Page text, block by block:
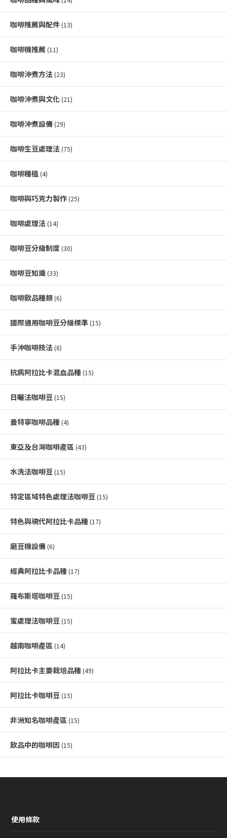
咖啡推薦與配件 (13)
咖啡機推薦 (11)
咖啡沖煮方法 (23)
咖啡沖煮與文化 (21)
咖啡沖煮設備 (29)
咖啡生豆處理法 (75)
咖啡種植 (4)
咖啡與巧克力製作 (25)
咖啡處理法 (14)
咖啡豆分級制度 (30)
咖啡豆知識 (33)
咖啡飲品種類 (6)
國際通用咖啡豆分級標準 (15)
手沖咖啡技法 (8)
抗病阿拉比卡混血品種 (15)
日曬法咖啡豆 (15)
曼特寧咖啡品種 (4)
東亞及台灣咖啡產區 (43)
水洗法咖啡豆 (15)
特定區域特色處理法咖啡豆 (15)
特色與現代阿拉比卡品種 (17)
磨豆機設備 (6)
經典阿拉比卡品種 (17)
羅布斯塔咖啡豆 (15)
蜜處理法咖啡豆 (15)
越南咖啡產區 (14)
阿拉比卡主要栽培品種 (49)
阿拉比卡咖啡豆 (15)
非洲知名咖啡產區 (15)
飲品中的咖啡因 (15)
使用條款